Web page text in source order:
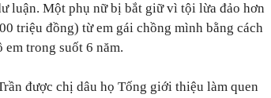
luận. Một phụ nữ bị bắt giữ vì tội lừa đảo hơn
triệu đồng) từ em gái chồng mình bằng cách
em trong suốt 6 năm.
được chị dâu họ Tống giới thiệu làm quen